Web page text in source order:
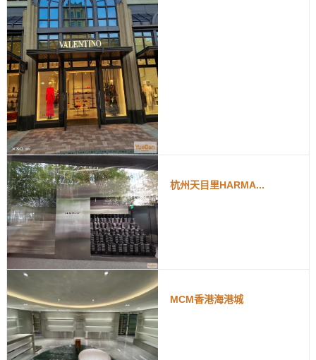
杭州天目里HARMA...
MCM香港海港城